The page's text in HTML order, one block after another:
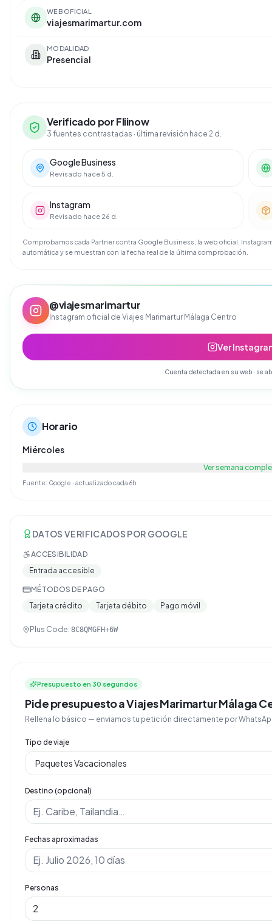
WEB OFICIAL
viajesmarimartur.com
MODALIDAD
Presencial
Verificado por Fliinow
3 fuentes contrastadas · última revisión hace 2 d.
Google Business
Revisado hace 5 d.
Instagram
Revisado hace 26 d.
Comprobamos cada Partner contra Google Business, la web oficial,
automática y se muestran con la fecha real de la última comprobación.
@viajesmarimartur
Instagram oficial de Viajes Marimartur Málaga Centro
Ver
Cuenta detectada en su web · se
Horario
Miércoles
Ver semana
Fuente: Google · actualizado cada 6h
DATOS VERIFICADOS POR GOOGLE
ACCESIBILIDAD
Entrada accesible
MÉTODOS DE PAGO
Tarjeta crédito
Tarjeta débito Pago móvil
Plus Code: 8C8QMGFH+6W
Presupuesto en 30 segundos
Pide presupuesto a Viajes Marimartur Málaga
Rellena lo básico — enviamos tu petición directamente por
Tipo de viaje
Destino (opcional)
Fechas aproximadas
Personas